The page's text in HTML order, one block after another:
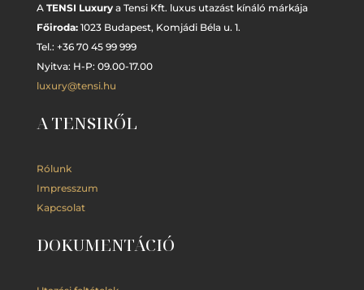
A TENSI Luxurya Tensi Kft. luxus utazást kínáló márkája
Főiroda: 1023 Budapest, Komjádi Béla u. 1.
Tel.: +36 70 45 99 999
Nyitva: H-P: 09.00-17.00
luxury@tensi.hu
A TENSIRŐL
Rólunk
Impresszum
Kapcsolat
DOKUMENTÁCIÓ